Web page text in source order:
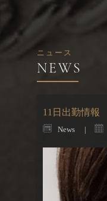
ニュース
11日出勤情報
News